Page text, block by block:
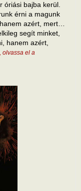
óriási bajba kerül.
érni a magunk
azért, mert…
segít minket,
hanem azért,
olvassa el a